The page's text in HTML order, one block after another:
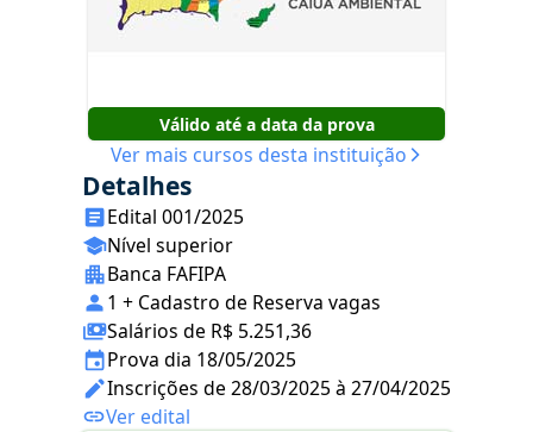
Válido até a data da prova
Ver mais cursos desta instituição
Detalhes
Edital 001/2025
Nível superior
Banca FAFIPA
1 + Cadastro de Reserva vagas
Salários de R$ 5.251,36
Prova dia 18/05/2025
Inscrições de 28/03/2025 à 27/04/2025
Ver edital